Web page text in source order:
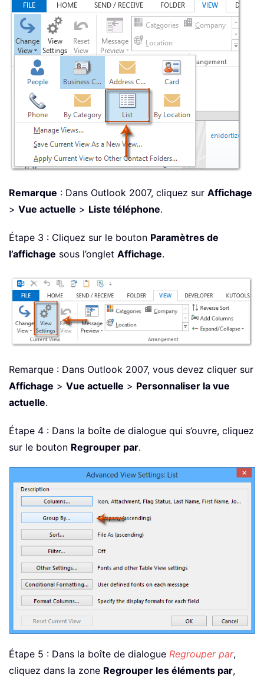
Remarque : Dans Outlook 2007, cliquez sur Affichage
> Vue actuelle > Liste téléphone.
Étape 3 : Cliquez sur le bouton Paramètres de
l’affichage sous l’onglet Affichage.
Remarque : Dans Outlook 2007, vous devez cliquer sur
Affichage > Vue actuelle > Personnaliser la vue
actuelle.
Étape 4 : Dans la boîte de dialogue qui s’ouvre, cliquez
sur le bouton Regrouper par.
Étape 5 : Dans la boîte de dialogue Regrouper par,
cliquez dans la zone Regrouper les éléments par,